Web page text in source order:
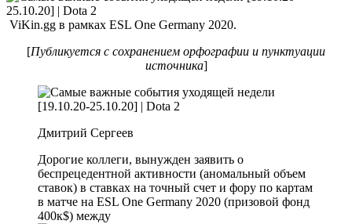
ViKin.gg в рамках ESL One Germany 2020.
[Публикуется с сохранением орфографии и пунктуации
источника]
Дмитрий Сергеев
Дорогие коллеги, вынужден заявить о
беспрецедентной активности (аномальный объем
ставок) в ставках на точный счет и фору по картам
в матче на ESL One Germany 2020 (призовой фонд
400к$) между